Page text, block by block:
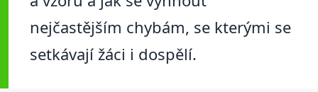
nejčastějším chybám, se kterými se
setkávají žáci i dospělí.